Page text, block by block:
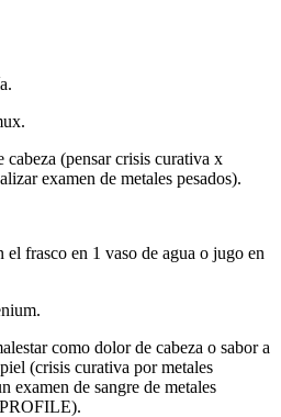
cabeza (pensar crisis curativa x
examen de metales pesados).
frasco en 1 vaso de agua o jugo en
como dolor de cabeza o sabor a
(crisis curativa por metales
examen de sangre de metales